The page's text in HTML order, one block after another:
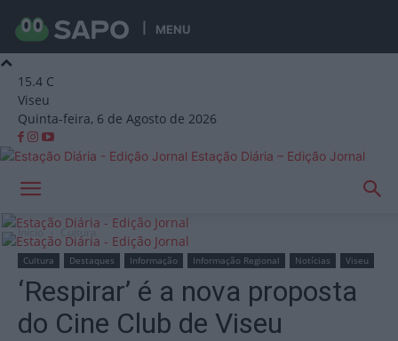
MENU
15.4 C
Viseu
Quinta-feira, 6 de Agosto de 2026
Estação Diária – Edição Jornal
Início Cultura
Cultura Destaques Informação Informação Regional Notícias Viseu
‘Respirar’ é a nova proposta
do Cine Club de Viseu